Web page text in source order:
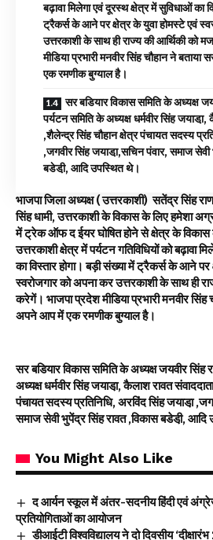
बढ़ावा मिलेगा एवं दूरस्थ क्षेत्र में सुविधाओं का
ट्रैकर्स के आने पर क्षेत्र के युवा होमस्टे एवं
उत्तरकाशी के साथ ही राज्य की आर्थिकी को
मीडिया प्रभारी मनवीर सिंह चौहान ने
एक रमणीक बुग्याल है।
सर बडियार विकास समिति के अध्यक्ष
पर्यटन समिति के अध्यक्ष धर्मवीर सिंह जयाडा़,
,शैलेन्द्र सिंह चौहान क्षेत्र पंचायत सदस्य
,जगवीर सिंह जयाडा़,सचिन पंवार, समाज सेवी
बडेडी़, आदि उपस्थित थे।
भाजपा जिला अध्यक्ष ( उत्तरकाशी) सतेंद्र सिंह
सिंह धामी, उत्तरकाशी के विकास के लिए हमेशा
में ट्रेक ऑफ द ईयर घोषित होने से क्षेत्र के
उत्तरकाशी क्षेत्र में पर्यटन गतिविधियों को बढ़ावा
का विस्तार होगा। बड़ी संख्या में ट्रैकर्स के आने पर
स्वरोजगार को अपना कर उत्तरकाशी के साथ ही
करेगें। भाजपा प्रदेश मीडिया प्रभारी मनवीर सिंह
अपने आप में एक रमणीक बुग्याल है।
सर बडियार विकास समिति के अध्यक्ष जयवीर सिंह
अध्यक्ष धर्मवीर सिंह जयाडा़, कैलाश रावत
पंचायत सदस्य प्रतिनिधि, अरविंद सिंह जयाडा़
समाज सेवी भुपेंद्र सिंह रावत ,विकास बडेडी़, आदि
You Might Also Like
द आर्यन स्कूल में अंतर-सदनीय हिंदी एवं
प्रतियोगिताओं का आयोजन
डीआईटी विश्वविद्यालय ने दो दिवसीय